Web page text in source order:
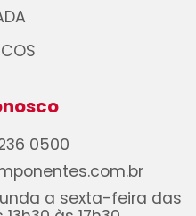
0500
a sexta-feira das